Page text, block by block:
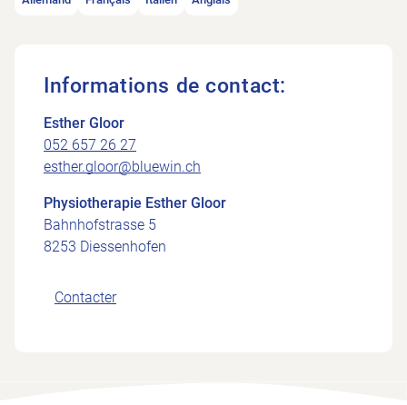
Informations de contact:
Esther Gloor
052 657 26 27
esther.gloor@bluewin.ch
Physiotherapie Esther Gloor
Bahnhofstrasse 5
8253 Diessenhofen
Contacter